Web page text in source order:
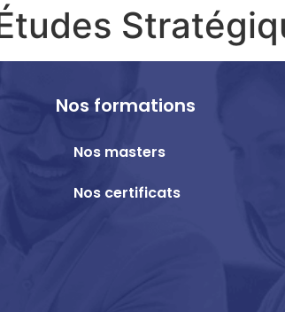
Nos formations
Nos masters
Nos certificats